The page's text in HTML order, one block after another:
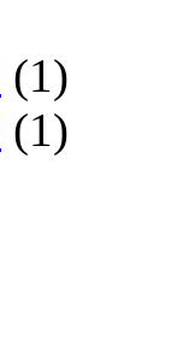
(1)
(1)